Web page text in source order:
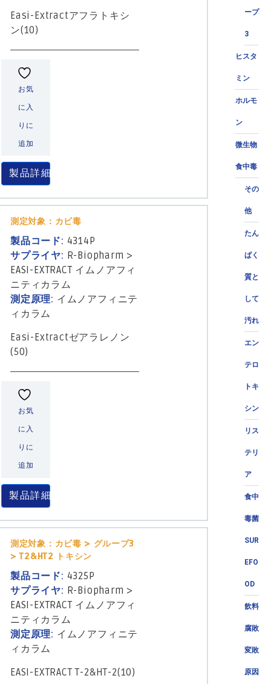
ープ
3
ヒスタ
ミン
ホルモ
ン
微生物
食中毒
その
他
たん
ぱく
質と
して
汚れ
エン
テロ
トキ
シン
リス
テリ
ア
食中
毒菌
SUR
EFO
OD
飲料
腐敗
変敗
原因
Easi-Extractアフラトキシ
ン(10)
お気
に入
りに
追加
製品詳細
測定対象：カビ毒
製品コード: 4314P
サプライヤ: R-Biopharm >
EASI-EXTRACT イムノアフィ
ニティカラム
測定原理: イムノアフィニテ
ィカラム
Easi-Extractゼアラレノン
(50)
お気
に入
りに
追加
製品詳細
測定対象：カビ毒 > グループ3
> T2&HT2 トキシン
製品コード: 4325P
サプライヤ: R-Biopharm >
EASI-EXTRACT イムノアフィ
ニティカラム
測定原理: イムノアフィニテ
ィカラム
EASI-EXTRACT T-2&HT-2(10)